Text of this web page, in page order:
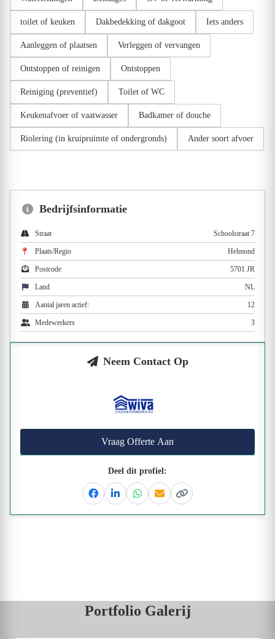
toilet of keuken Dakbedekking of dakgoot Iets anders
Aanleggen of plaatsen Verleggen of vervangen
Ontstoppen of reinigen Ontstoppen
Reiniging (preventief) Toilet of WC
Keukenafvoer of vaatwasser Badkamer of douche
Riolering (in kruipruimte of ondergronds) Ander soort afvoer
Bedrijfsinformatie
Straat Schoolstraat 7
Plaats/Regio Helmond
Postcode 5701 JR
Land NL
Aantal jaren actief: 12
Medewerkers 3
Neem Contact Op
Vraag Offerte Aan
Deel dit profiel:
FacebookLinkedinWhatsapp
EmailKopieer link
Portfolio Galerij